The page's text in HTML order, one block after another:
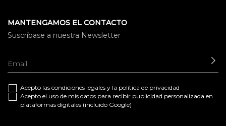
MANTENGAMOS EL CONTACTO
Suscríbase a nuestra Newsletter
Acepto las condiciones legales y la política de privacidad
Acepto el uso de mis datos para recibir publicidad personalizada en
plataformas digitales (incluido Google)